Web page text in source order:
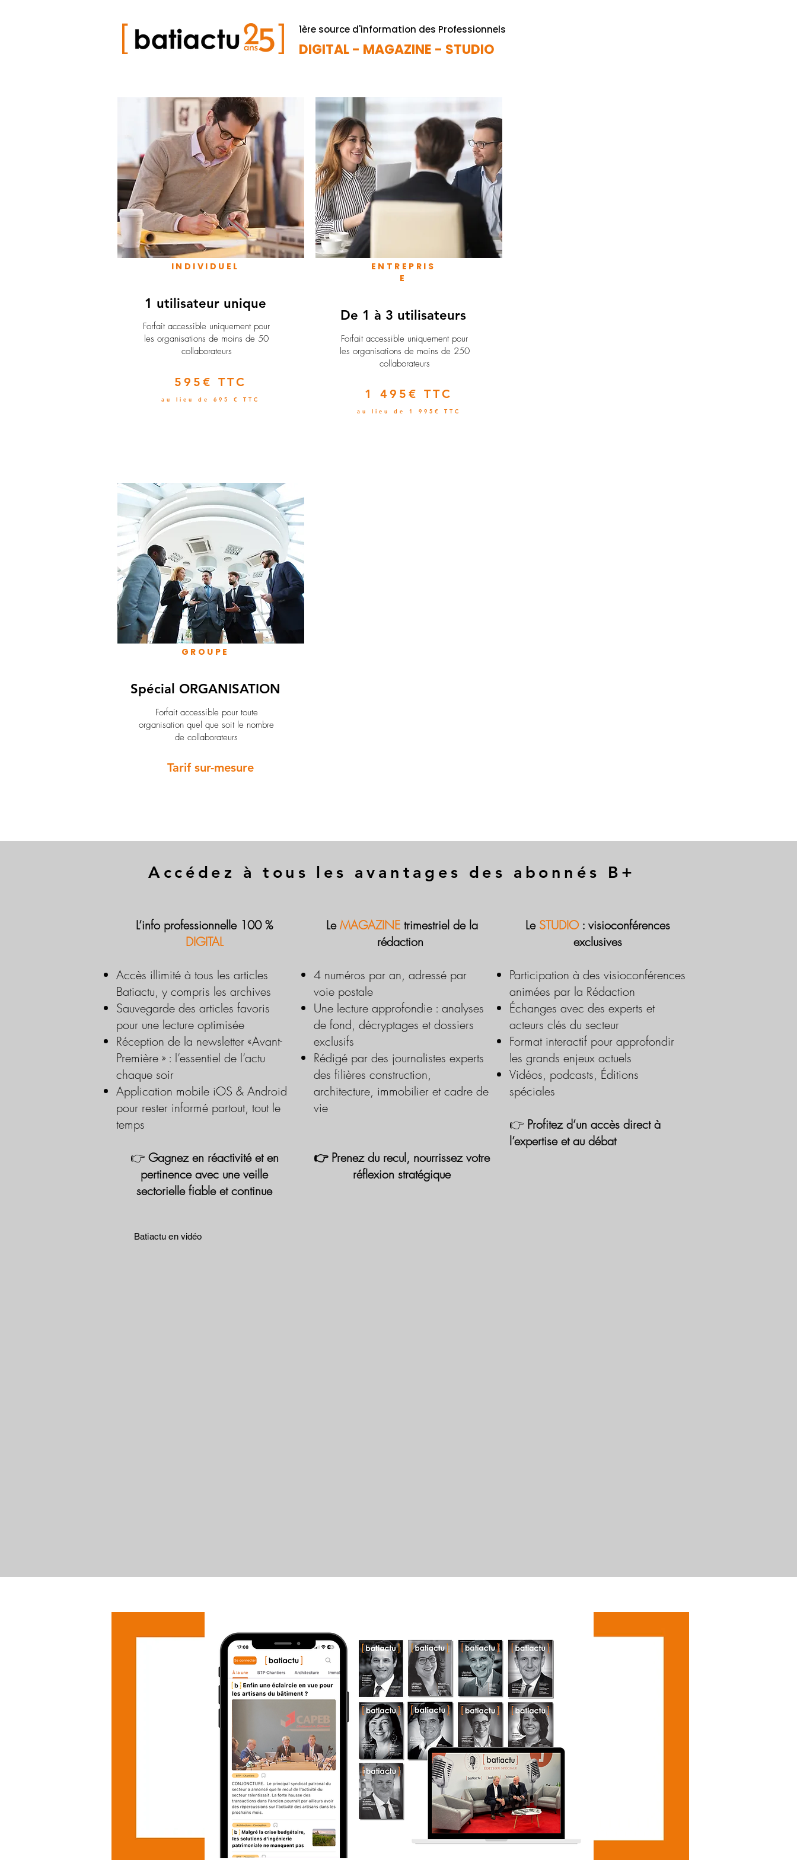
1ère source d'information des Professionnels
DIGITAL - MAGAZINE - STUDIO
INDIVIDUEL
1 utilisateur unique
​Forfait accessible uniquement pour
les organisations de moins de 50
collaborateurs
595€ TTC
au lieu de 695 € TTC
ENTREPRIS
E
De 1 à 3 utilisateurs
Forfait accessible uniquement pour
les organisations de moins de 250
collaborateurs
1 495€ TTC
au lieu de 1 995€ TTC
GROUPE
Spécial ORGANISATION
Forfait accessible pour toute
organisation quel que soit le nombre
de collaborateurs
Tarif sur-mesure
Accédez à tous les avantages des abonnés B+
L’info professionnelle 100 %
DIGITAL
Accès illimité à tous les articles
Batiactu, y compris les archives
Sauvegarde des articles favoris
pour une lecture optimisée
Réception de la newsletter «Avant-
Première » : l’essentiel de l’actu
chaque soir
Application mobile iOS & Android
pour rester informé partout, tout le
temps
👉 Gagnez en réactivité et en
pertinence avec une veille
sectorielle fiable et continue
LeMAGAZINE trimestriel de la
rédaction
4 numéros par an, adressé par
voie postale
Une lecture approfondie : analyses
de fond, décryptages et dossiers
exclusifs
Rédigé par des journalistes experts
des filières construction,
architecture, immobilier et cadre de
vie
👉 Prenez du recul, nourrissez votre
réflexion stratégique
Le STUDIO : visioconférences
exclusives
Participation à des visioconférences
animées par la Rédaction
Échanges avec des experts et
acteurs clés du secteur
Format interactif pour approfondir
les grands enjeux actuels
Vidéos, podcasts, Éditions
spéciales
👉 Profitez d’un accès direct à
l’expertise et au débat
Batiactu en vidéo